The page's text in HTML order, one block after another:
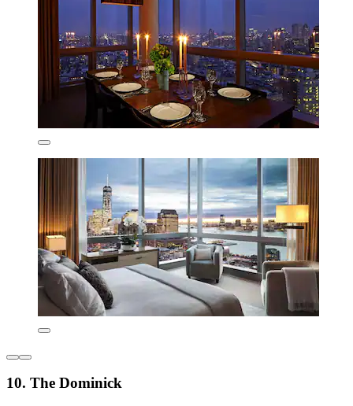
10. The Dominick